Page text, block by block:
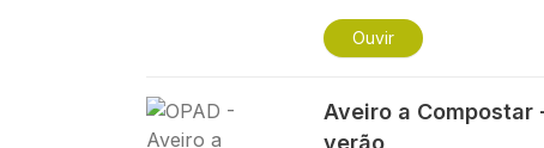
Ouvir
Imagem
Aveiro a Compostar
verão